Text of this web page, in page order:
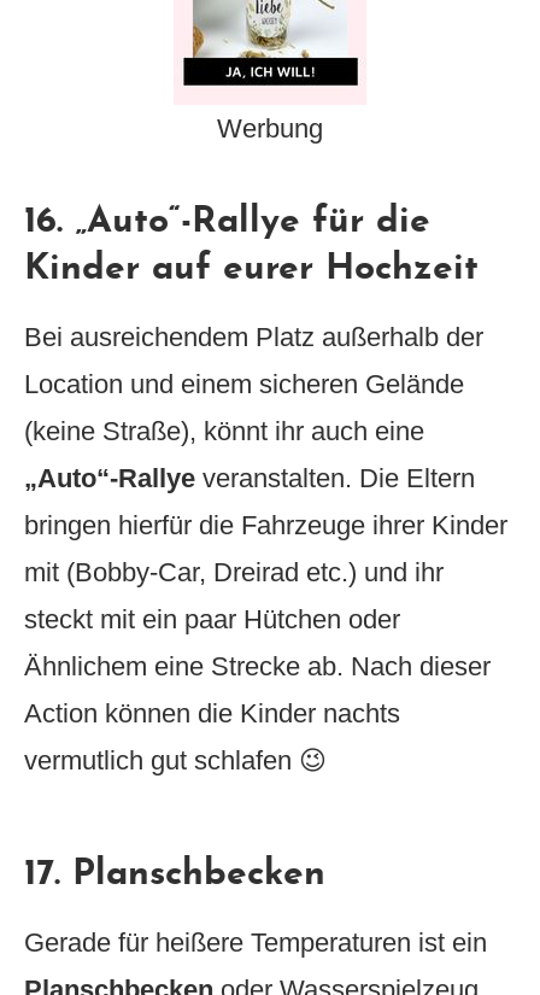
Werbung
16. „Auto“-Rallye für die
Kinder auf eurer Hochzeit
Bei ausreichendem Platz außerhalb der
Location und einem sicheren Gelände
(keine Straße), könnt ihr auch eine
„Auto“-Rallye veranstalten. Die Eltern
bringen hierfür die Fahrzeuge ihrer Kinder
mit (Bobby-Car, Dreirad etc.) und ihr
steckt mit ein paar Hütchen oder
Ähnlichem eine Strecke ab. Nach dieser
Action können die Kinder nachts
vermutlich gut schlafen 😉
17. Planschbecken
Gerade für heißere Temperaturen ist ein